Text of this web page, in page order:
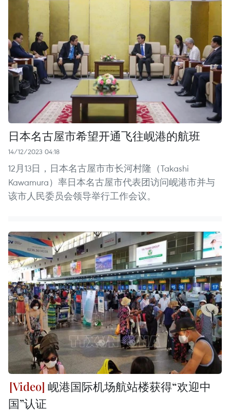
日本名古屋市希望开通飞往岘港的航班
14/12/2023 04:18
12月13日，日本名古屋市市长河村隆（Takashi
Kawamura）率日本名古屋市代表团访问岘港市并与
该市人民委员会领导举行工作会议。
岘港国际机场航站楼获得“欢迎中
国”认证